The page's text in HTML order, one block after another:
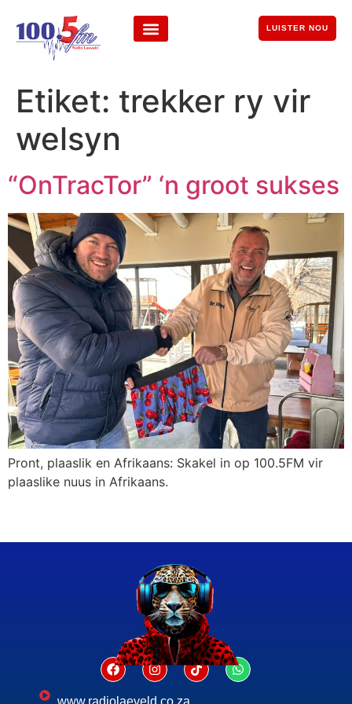
LUISTER NOU
Etiket: trekker ry vir
welsyn
“OnTracTor” ‘n groot sukses
Pront, plaaslik en Afrikaans: Skakel in op 100.5FM vir
plaaslike nuus in Afrikaans.
www.radiolaeveld.co.za